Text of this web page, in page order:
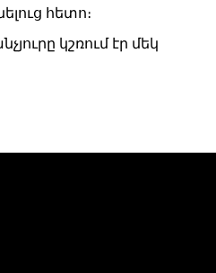
հետո։
կշռում էր մեկ